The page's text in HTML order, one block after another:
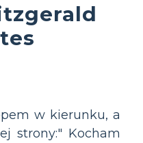
w kierunku, a
strony:" Kocham